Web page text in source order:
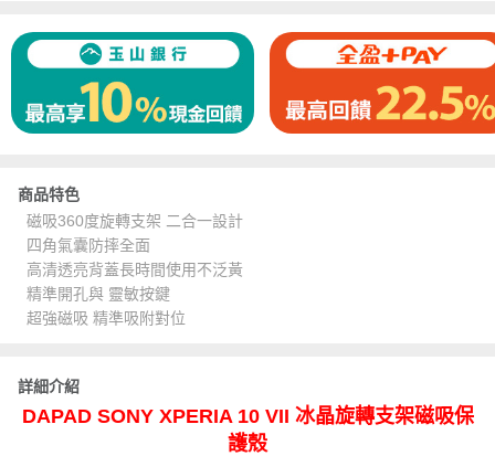
商品特色
磁吸360度旋轉支架 二合一設計
四角氣囊防摔全面
高清透亮背蓋長時間使用不泛黃
精準開孔與 靈敏按鍵
超強磁吸 精準吸附對位
詳細介紹
DAPAD SONY XPERIA 10 VII 冰晶旋轉支架磁吸保
護殼